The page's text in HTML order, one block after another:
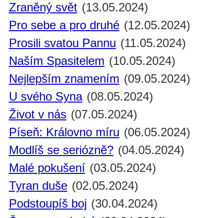
Zraněný svět (13.05.2024)
Pro sebe a pro druhé (12.05.2024)
Prosili svatou Pannu (11.05.2024)
Naším Spasitelem (10.05.2024)
Nejlepším znamením (09.05.2024)
U svého Syna (08.05.2024)
Život v nás (07.05.2024)
Píseň: Královno míru (06.05.2024)
Modlíš se seriózně? (04.05.2024)
Malé pokušení (03.05.2024)
Tyran duše (02.05.2024)
Podstoupíš boj (30.04.2024)